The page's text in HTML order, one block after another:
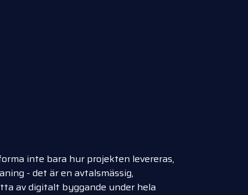
inte bara hur projekten levereras,
- det är en avtalsmässig,
av digitalt byggande under hela